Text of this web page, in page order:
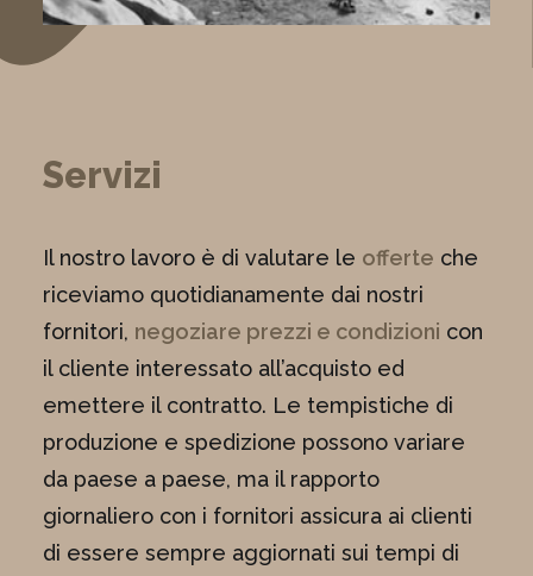
Servizi
Il nostro lavoro è di valutare le offerte che
riceviamo quotidianamente dai nostri
fornitori, negoziare prezzi e condizioni con
il cliente interessato all’acquisto ed
emettere il contratto. Le tempistiche di
produzione e spedizione possono variare
da paese a paese, ma il rapporto
giornaliero con i fornitori assicura ai clienti
di essere sempre aggiornati sui tempi di